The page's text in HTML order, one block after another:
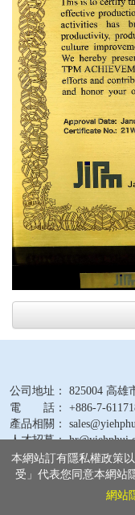
公司地址： 825004 高雄
電 話： +886-7-
產品相關：
人才招募：
其他問題：
Copyright © 2026
本網站訂有隱私權政策
受」代表您同意本網站
網站